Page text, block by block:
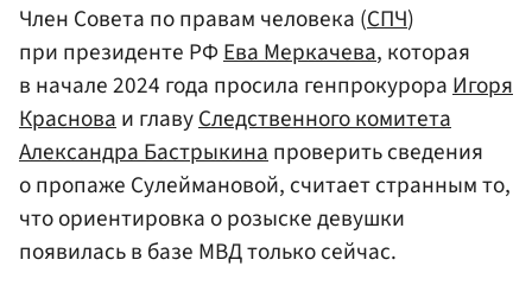
Член Совета по правам человека (СПЧ)
при президенте РФЕва Меркачева, которая
в начале 2024 года просила генпрокурораИгоря
Красноваи главуСледственного комитета
Александра Бастрыкинапроверить сведения
о пропаже Сулеймановой, считает странным то,
что ориентировка о розыске девушки
появилась в базе МВД только сейчас.